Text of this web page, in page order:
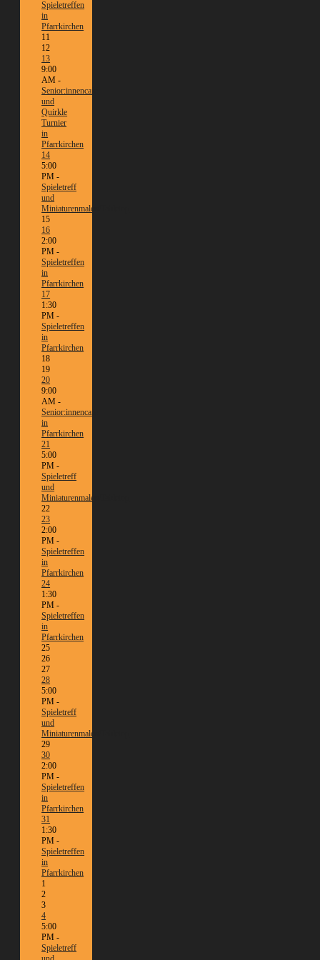
Spieletreffen
in
Pfarrkirchen
11
12
13
9:00
AM -
Senior:innencafé
und
Quirkle
Turnier
in
Pfarrkirchen
14
5:00
PM -
Spieletreff
und
Miniaturenmalen/Tabletop
15
16
2:00
PM -
Spieletreffen
in
Pfarrkirchen
17
1:30
PM -
Spieletreffen
in
Pfarrkirchen
18
19
20
9:00
AM -
Senior:innencafé
in
Pfarrkirchen
21
5:00
PM -
Spieletreff
und
Miniaturenmalen/Tabletop
22
23
2:00
PM -
Spieletreffen
in
Pfarrkirchen
24
1:30
PM -
Spieletreffen
in
Pfarrkirchen
25
26
27
28
5:00
PM -
Spieletreff
und
Miniaturenmalen/Tabletop
29
30
2:00
PM -
Spieletreffen
in
Pfarrkirchen
31
1:30
PM -
Spieletreffen
in
Pfarrkirchen
1
2
3
4
5:00
PM -
Spieletreff